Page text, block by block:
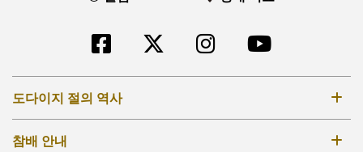
도다이지 절의 역사
8세기
참배 안내